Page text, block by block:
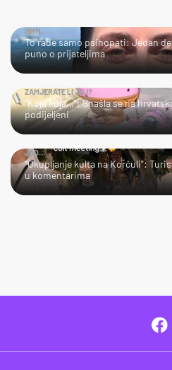
HMM…
To rade samo psihopati: Jedan
puno o prijateljima
ZAMJERATE LI JOJ?
"Koja kuja…": Snašla se na
podijeljeni
JAO…
"Okupljanje kulta na Korčuli":
u komentarima